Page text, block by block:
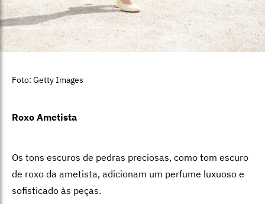
Foto: Getty Images
Roxo Ametista
Os tons escuros de pedras preciosas, como tom escuro
de roxo da ametista, adicionam um perfume luxuoso e
sofisticado às peças.